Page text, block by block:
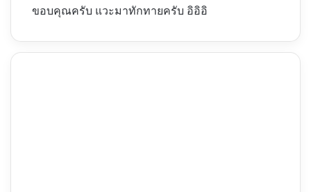
:
ขอบคุณครับ แวะมาทักทายครับ อิอิอิ